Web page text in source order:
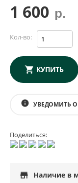
1 600 р.
Кол-во:
КУПИТЬ
info УВЕДОМИТЬ
Поделиться:
store Наличие в